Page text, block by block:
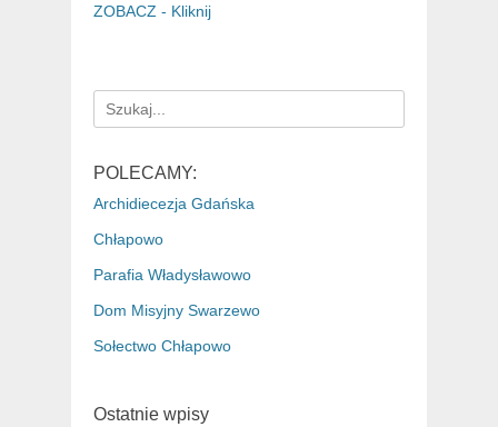
ZOBACZ - Kliknij
Search
for:
POLECAMY:
Archidiecezja Gdańska
Chłapowo
Parafia Władysławowo
Dom Misyjny Swarzewo
Sołectwo Chłapowo
Ostatnie wpisy